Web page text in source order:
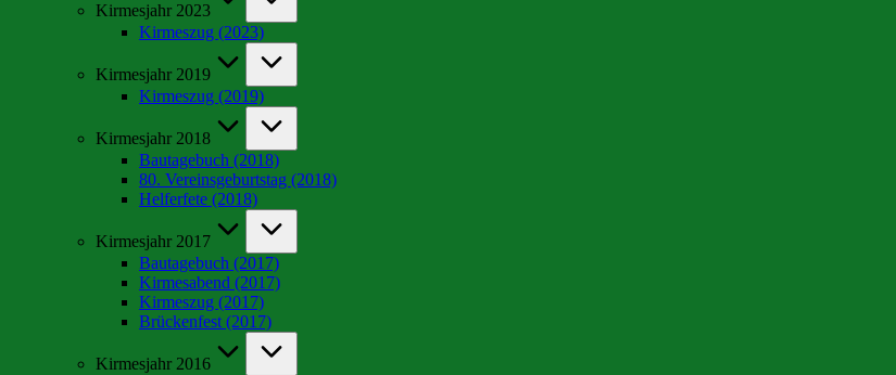
Kirmesjahr 2023
Kirmeszug (2023)
Kirmesjahr 2019
Kirmeszug (2019)
Kirmesjahr 2018
Bautagebuch (2018)
80. Vereinsgeburtstag (2018)
Helferfete (2018)
Kirmesjahr 2017
Bautagebuch (2017)
Kirmesabend (2017)
Kirmeszug (2017)
Brückenfest (2017)
Kirmesjahr 2016